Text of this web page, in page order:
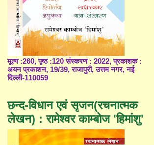
मूल्य :260, पृष्ठ :120 संस्करण : 2022, प्रकाशक :
अयन प्रकाशन, 19/39, राजापुरी, उत्तम नगर, नई
दिल्ली-110059
छन्द-विधान एवं सृजन(रचनात्मक
लेखन) : रामेश्वर काम्बोज 'हिमांशु'